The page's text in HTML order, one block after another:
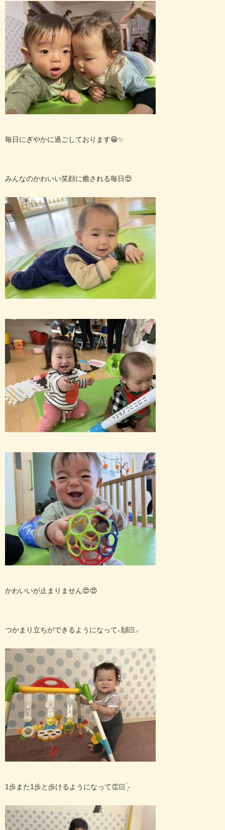
毎日にぎやかに過ごしております😁✨
みんなのかわいい笑顔に癒される毎日😍
かわいいが止まりません😍😍
つかまり立ちができるようになって‪⸜🙌🏻⸝‍
1歩また1歩と歩けるようになって👏🏻 ̖́-